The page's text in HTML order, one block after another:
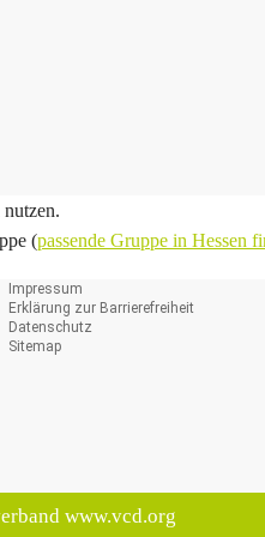
(passende Gruppe in Hessen
Impressum
Erklärung zur Barrierefreiheit
Datenschutz
Sitemap
www.vcd.org